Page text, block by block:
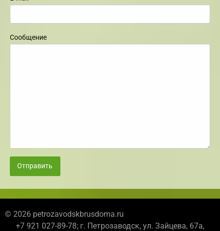
Сообщение
Отправить
© 2026 petrozavodskbrusdoma.ru
+7 921 027-89-78; г. Петрозаводск, ул. Зайцева, 67а,